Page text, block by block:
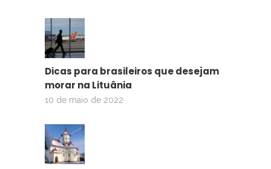
Dicas para brasileiros que desejam
morar na Lituânia
10 de maio de 2022